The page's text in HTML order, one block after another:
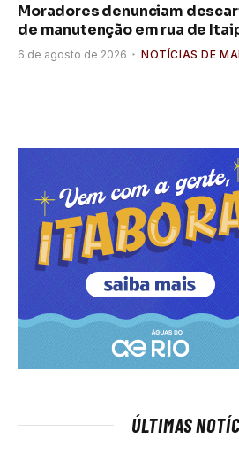
Moradores denunciam
de manutenção em rua de
6 de agosto de 2026 NOTÍCIAS DE
ÚLTIMAS